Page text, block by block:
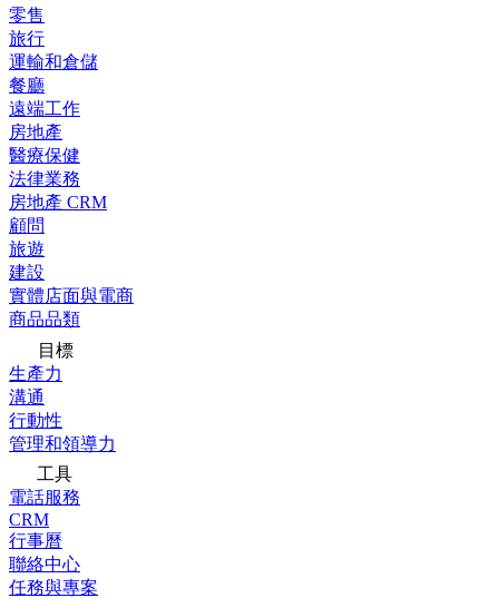
零售
旅行
運輸和倉儲
餐廳
遠端工作
房地產
醫療保健
法律業務
房地產 CRM
顧問
旅遊
建設
實體店面與電商
商品品類
目標
生產力
溝通
行動性
管理和領導力
工具
電話服務
CRM
行事曆
聯絡中心
任務與專案